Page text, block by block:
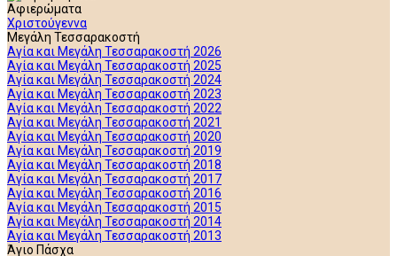
Αφιερώματα
Χριστούγεννα
Μεγάλη Τεσσαρακοστή
Αγία και Μεγάλη Τεσσαρακοστή 2026
Αγία και Μεγάλη Τεσσαρακοστή 2025
Αγία και Μεγάλη Τεσσαρακοστή 2024
Αγία και Μεγάλη Τεσσαρακοστή 2023
Αγία και Μεγάλη Τεσσαρακοστή 2022
Αγία και Μεγάλη Τεσσαρακοστή 2021
Αγία και Μεγάλη Τεσσαρακοστή 2020
Αγία και Μεγάλη Τεσσαρακοστή 2019
Αγία και Μεγάλη Τεσσαρακοστή 2018
Αγία και Μεγάλη Τεσσαρακοστή 2017
Αγία και Μεγάλη Τεσσαρακοστή 2016
Αγία και Μεγάλη Τεσσαρακοστή 2015
Αγία και Μεγάλη Τεσσαρακοστή 2014
Αγία και Μεγάλη Τεσσαρακοστή 2013
Άγιο Πάσχα